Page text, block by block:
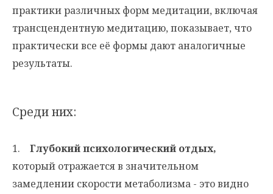
практики различных форм медитации, включая
трансцендентную медитацию, показывает, что
практически все её формы дают аналогичные
результаты.
Среди них:
1.
Глубокий психологический отдых,
который отражается в значительном
замедлении скорости метаболизма - это видно